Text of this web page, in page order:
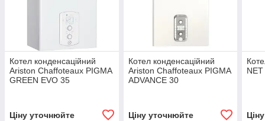
Котел конденсаційний
Ariston Chaffoteaux PIGMA
GREEN EVO 35
Ціну уточнюйте
Котел конденсаційний
Ariston Chaffoteaux PIGMA
ADVANCE 30
Ціну уточнюйте